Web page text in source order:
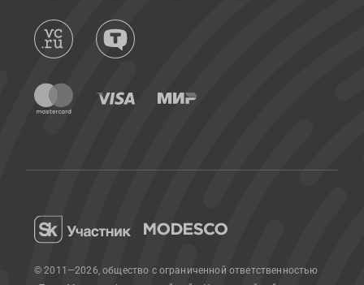
© 2011—2026, общество с ограниченной ответственностью